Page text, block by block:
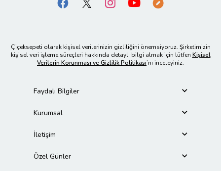
Çiçeksepeti olarak kişisel verilerinizin gizliliğini önemsiyoruz. Şirketimizin
kişisel veri işleme süreçleri hakkında detaylı bilgi almak için lütfen Kişisel
Verilerin Korunması ve Gizlilik Politikası’nı inceleyiniz.
Faydalı Bilgiler
Kurumsal
İletişim
Özel Günler